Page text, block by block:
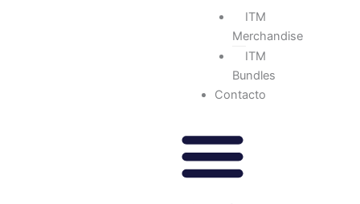
ITM
Merchandise
ITM
Bundles
Contacto